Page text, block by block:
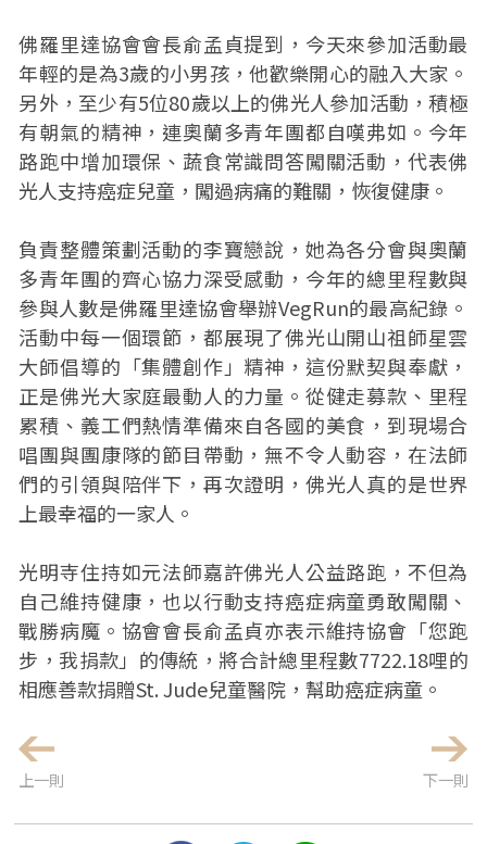
佛羅里達協會會長俞孟貞提到，今天來參加活動最
年輕的是為3歲的小男孩，他歡樂開心的融入大家。
另外，至少有5位80歲以上的佛光人參加活動，積極
有朝氣的精神，連奧蘭多青年團都自嘆弗如。今年
路跑中增加環保、蔬食常識問答闖關活動，代表佛
光人支持癌症兒童，闖過病痛的難關，恢復健康。
負責整體策劃活動的李寶戀說，她為各分會與奧蘭
多青年團的齊心協力深受感動，今年的總里程數與
參與人數是佛羅里達協會舉辦VegRun的最高紀錄。
活動中每一個環節，都展現了佛光山開山祖師星雲
大師倡導的「集體創作」精神，這份默契與奉獻，
正是佛光大家庭最動人的力量。從健走募款、里程
累積、義工們熱情準備來自各國的美食，到現場合
唱團與團康隊的節目帶動，無不令人動容，在法師
們的引領與陪伴下，再次證明，佛光人真的是世界
上最幸福的一家人。
光明寺住持如元法師嘉許佛光人公益路跑，不但為
自己維持健康，也以行動支持癌症病童勇敢闖關、
戰勝病魔。協會會長俞孟貞亦表示維持協會「您跑
步，我捐款」的傳統，將合計總里程數7722.18哩的
相應善款捐贈St. Jude兒童醫院，幫助癌症病童。
上一則 下一則